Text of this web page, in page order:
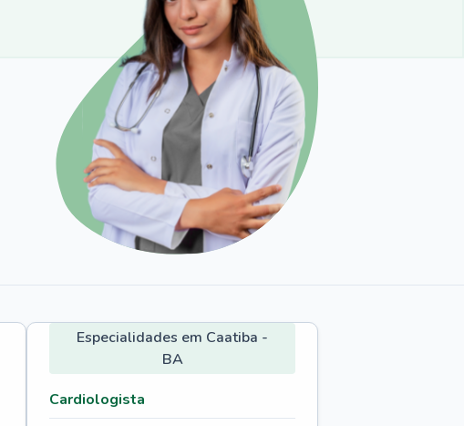
Especialidades em Caatiba -
BA
Cardiologista